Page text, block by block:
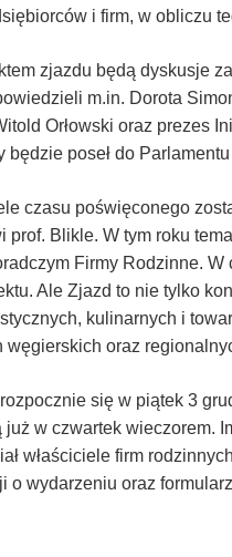
i firm, w obliczu
zjazdu będą dyskusje
m.in. Dorota
Orłowski oraz prezes
będzie poseł do
czasu poświęconego
prof. Blikle. W tym roku
Firmy Rodzinne.
Ale Zjazd to nie tylko
kulinarnych i
węgierskich oraz
się w piątek 3
w czwartek wieczorem.
właściciele firm
o wydarzeniu oraz